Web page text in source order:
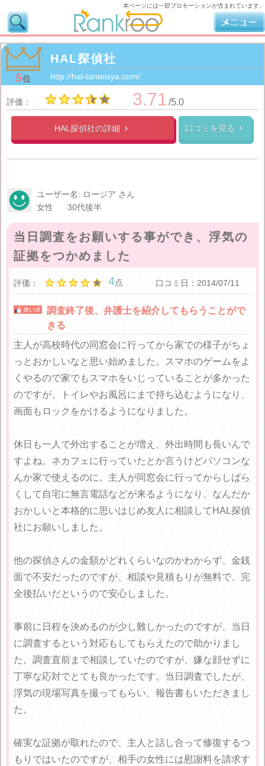
5位
HAL探偵社
http://hal-tanteisya.com/
評価： 3.71 /5.0
HAL探偵社の詳細  口コミを見る 
ユーザー名: ロージア さん
女性
30代後半
当日調査をお願いする事ができ、浮気の
証拠をつかめました
評価： 4点 口コミ日：2014/07/11
調査終了後、弁護士を紹介してもらうことがで
きる
主人が高校時代の同窓会に行ってから家での様子がちょ
っとおかしいなと思い始めました。スマホのゲームをよ
くやるので家でもスマホをいじっていることが多かった
のですが、トイレやお風呂にまで持ち込むようになり、
画面もロックをかけるようになりました。
休日も一人で外出することが増え、外出時間も長いんで
すよね。ネカフェに行っていたとか言うけどパソコンな
んか家で使えるのに。主人が同窓会に行ってからしばら
くして自宅に無言電話などが来るようになり、なんだか
おかしいと本格的に思いはじめ友人に相談してHAL探偵
社にお願いしました。
他の探偵さんの金額がどれくらいなのかわからず、金銭
面で不安だったのですが、相談や見積もりが無料で、完
全後払いだというので安心しました。
事前に日程を決めるのが少し難しかったのですが、当日
に調査するという対応もしてもらえたので助かりまし
た。調査直前まで相談していたのですが、嫌な顔せずに
丁寧な応対でとても良かったです。当日調査でしたが、
浮気の現場写真を撮ってもらい、報告書もいただきまし
た。
確実な証拠が取れたので、主人と話し合って修復するつ
もりではいたのですが、相手の女性には慰謝料を請求す
本ページには一部プロモーションが含まれています。